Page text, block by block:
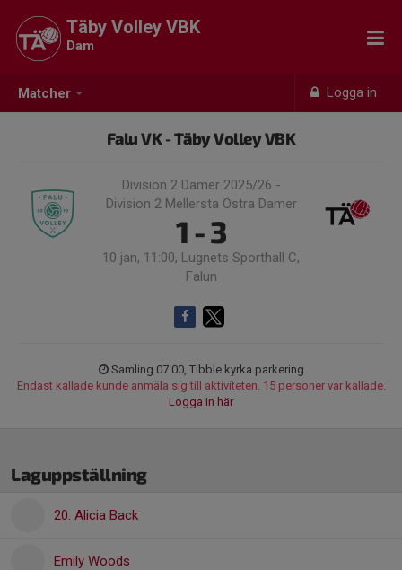
Matcher Logga in
Täby Volley VBK
Dam
Falu VK - Täby Volley VBK
Division 2 Damer 2025/26 -
Division 2 Mellersta Östra Damer
1 - 3
10 jan, 11:00, Lugnets Sporthall C,
Falun
Samling 07:00, Tibble kyrka parkering
Endast kallade kunde anmäla sig till aktiviteten. 15 personer var kallade.
Logga in här
Laguppställning
20. Alicia Back
Emily Woods